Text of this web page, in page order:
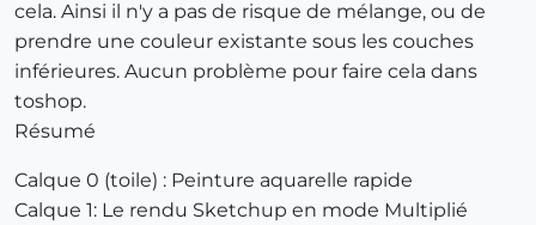
cela. Ainsi il n'y a pas de risque de mélange, ou de
prendre une couleur existante sous les couches
inférieures. Aucun problème pour faire cela dans
toshop.
Résumé
Calque 0 (toile) : Peinture aquarelle rapide
Calque 1: Le rendu Sketchup en mode Multiplié